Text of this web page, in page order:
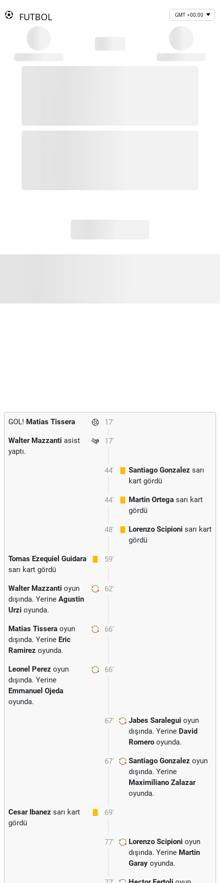
FUTBOL GMT +00:00
17'
GOL! Matias Tissera
17'
Walter Mazzanti asist
yaptı.
44' Santiago Gonzalez sarı
kart gördü
44' Martin Ortega sarı kart
gördü
48' Lorenzo Scipioni sarı kart
gördü
59'
Tomas Ezequiel Guidara
sarı kart gördü
62'
Walter Mazzanti oyun
dışında. Yerine Agustin
Urzi oyunda.
66'
Matias Tissera oyun
dışında. Yerine Eric
Ramirez oyunda.
66'
Leonel Perez oyun
dışında. Yerine
Emmanuel Ojeda
oyunda.
67' Jabes Saralegui oyun
dışında. Yerine David
Romero oyunda.
67' Santiago Gonzalez oyun
dışında. Yerine
Maximiliano Zalazar
oyunda.
69'
Cesar Ibanez sarı kart
gördü
77' Lorenzo Scipioni oyun
dışında. Yerine Martin
Garay oyunda.